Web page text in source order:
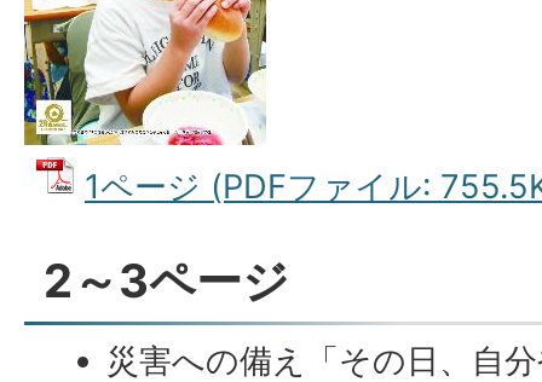
1ページ (PDFファイル:
2～3ページ
災害への備え「その日、自